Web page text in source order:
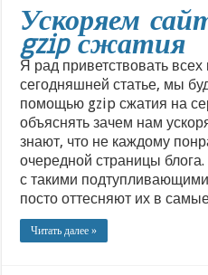
Ускоряем
gzip сжатия
Я рад приветствовать
сегодняшней статье, мы
помощью gzip сжатия на
объяснять зачем нам
знают, что не каждому
очередной страницы
с такими
посто оттесняют их в
Читать далее »